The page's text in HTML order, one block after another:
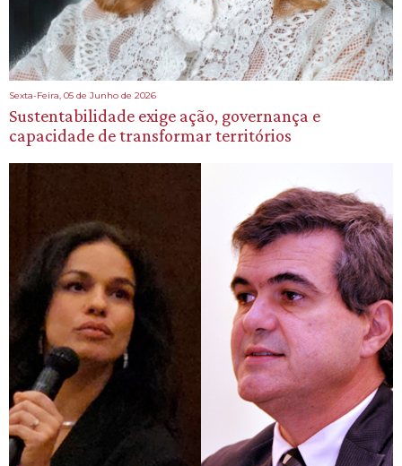
Sexta-Feira, 05 de Junho de 2026
Sustentabilidade exige ação, governança e
capacidade de transformar territórios